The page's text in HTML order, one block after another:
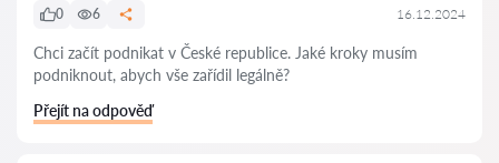
0
6 16.12.2024
Chci začít podnikat v České republice. Jaké kroky musím
podniknout, abych vše zařídil legálně?
Přejít na odpověď